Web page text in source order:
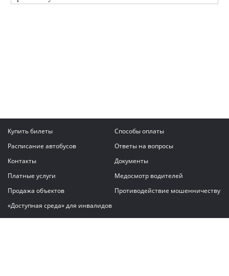
Купить билеты
Способы оплаты
Расписание автобусов
Ответы на вопросы
Контакты
Документы
Платные услуги
Медосмотр водителей
Продажа объектов
Противодействие мошенничеству
«Доступная среда» для инвалидов